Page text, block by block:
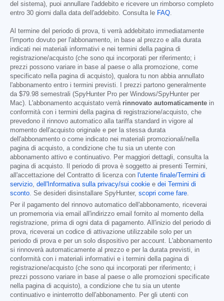
del sistema), puoi annullare l'addebito e ricevere un rimborso completo
entro 30 giorni dalla data dell'addebito. Consulta le FAQ.
Al termine del periodo di prova, ti verrà addebitato immediatamente
l'importo dovuto per l'abbonamento, in base al prezzo e alla durata
indicati nei materiali informativi e nei termini della pagina di
registrazione/acquisto (che sono qui incorporati per riferimento; i
prezzi possono variare in base al paese o alla promozione, come
specificato nella pagina di acquisto), qualora tu non abbia annullato
l'abbonamento entro i termini previsti. I prezzi partono generalmente
da $79.98 semestrali (SpyHunter Pro per Windows/SpyHunter per
Mac). L'abbonamento acquistato verrà rinnovato automaticamente in
conformità con i termini della pagina di registrazione/acquisto, che
prevedono il rinnovo automatico alla tariffa standard in vigore al
momento dell'acquisto originale e per la stessa durata
dell'abbonamento o come indicato nei materiali promozionali/nella
pagina di acquisto, a condizione che tu sia un utente con
abbonamento attivo e continuativo. Per maggiori dettagli, consulta la
pagina di acquisto. Il periodo di prova è soggetto ai presenti Termini,
all'accettazione del Contratto di licenza con l'utente finale/Termini di
servizio, dell'Informativa sulla privacy/sui cookie e dei Termini di
sconto. Se desideri disinstallare SpyHunter, scopri come fare.
Per il pagamento del rinnovo automatico dell'abbonamento, riceverai
un promemoria via email all'indirizzo email fornito al momento della
registrazione, prima di ogni data di pagamento. All'inizio del periodo di
prova, riceverai un codice di attivazione utilizzabile solo per un
periodo di prova e per un solo dispositivo per account. L'abbonamento
si rinnoverà automaticamente al prezzo e per la durata previsti, in
conformità con i materiali informativi e i termini della pagina di
registrazione/acquisto (che sono qui incorporati per riferimento; i
prezzi possono variare in base al paese o alle promozioni specificate
nella pagina di acquisto), a condizione che tu sia un utente
continuativo e ininterrotto dell'abbonamento. Per gli utenti con